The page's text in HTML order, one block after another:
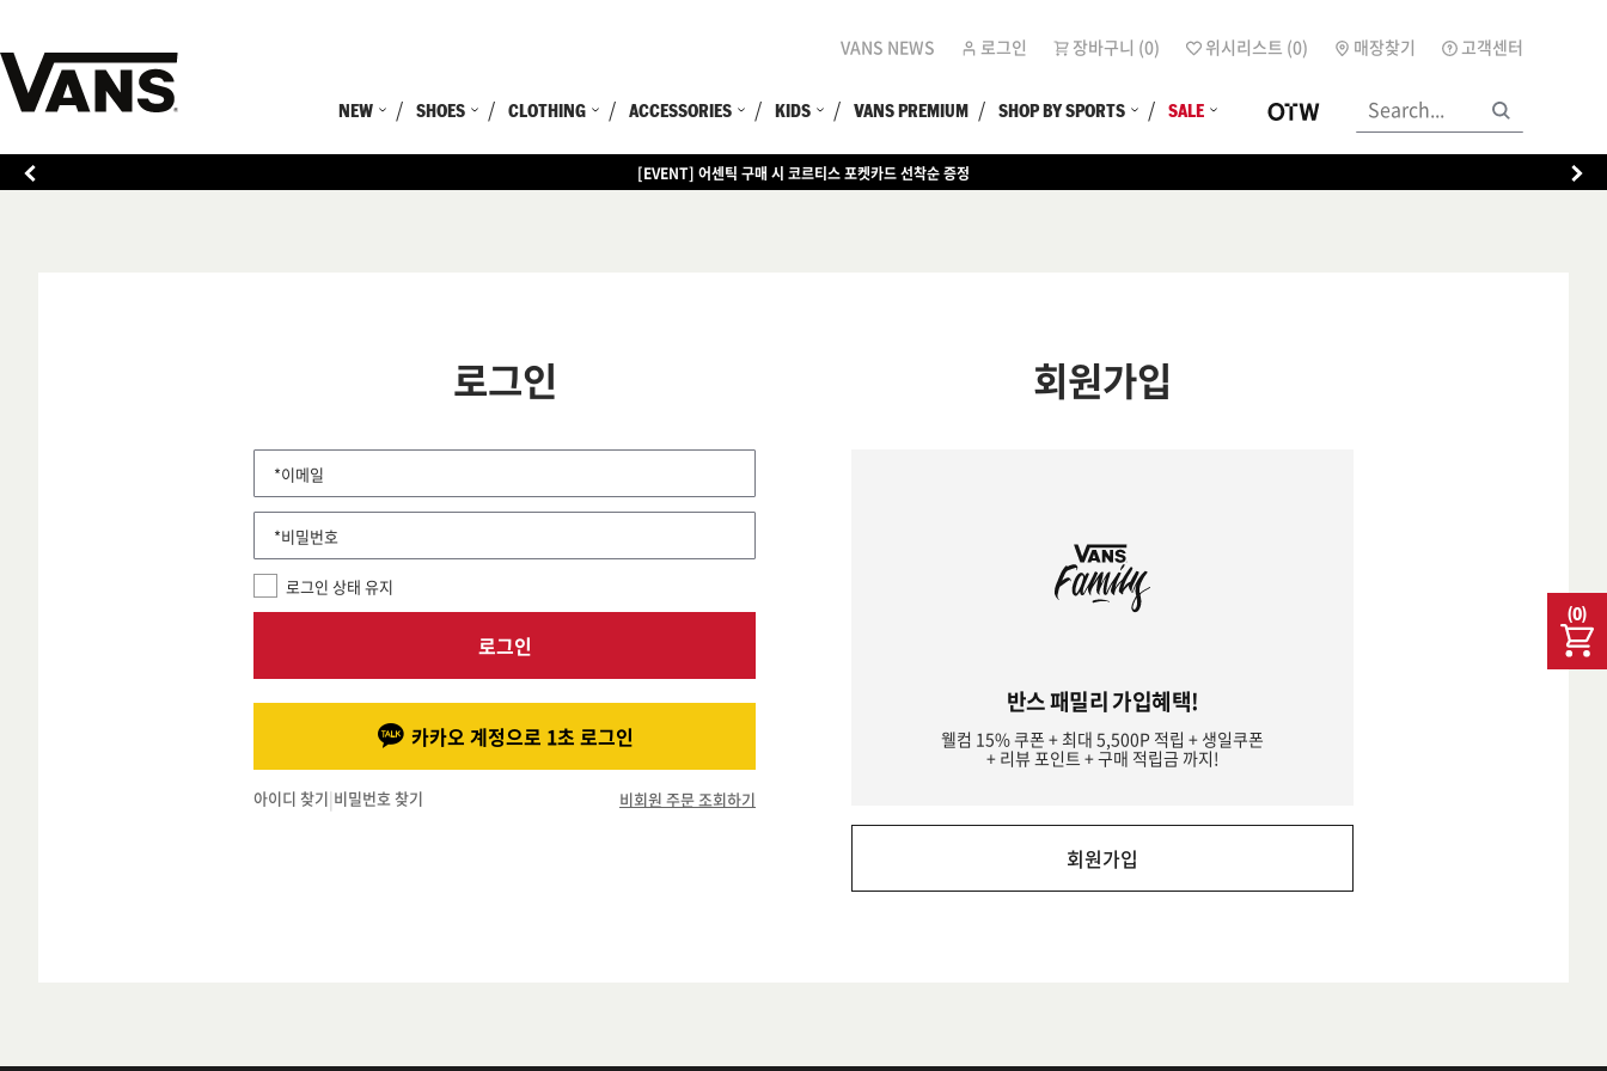
VANS NEWS 로그인 장바구니 (0) 위시리스트 (0) 매장찾기 고객센터
NEW SHOES CLOTHING ACCESSORIES KIDS VANS PREMIUM SHOP BY SPORTS SALE
(0)
[EVENT] 어센틱 구매 시 코르티스 포켓카드 선착순 증정
로그인
*이메일
*비밀번호
로그인 상태 유지
로그인
카카오 계정으로 1초 로그인
아이디 찾기|비밀번호 찾기 비회원 주문 조회하기
회원가입
반스 패밀리 가입혜택!
웰컴 15% 쿠폰 + 최대 5,500P 적립 + 생일쿠폰
+ 리뷰 포인트 + 구매 적립금 까지!
회원가입